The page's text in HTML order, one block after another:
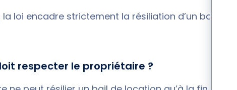
loi encadre strictement la résiliation d’un bail de
respecter le propriétaire ?